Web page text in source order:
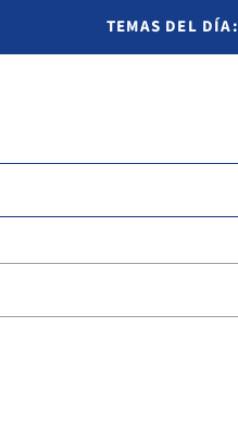
TEMAS DEL DÍA: